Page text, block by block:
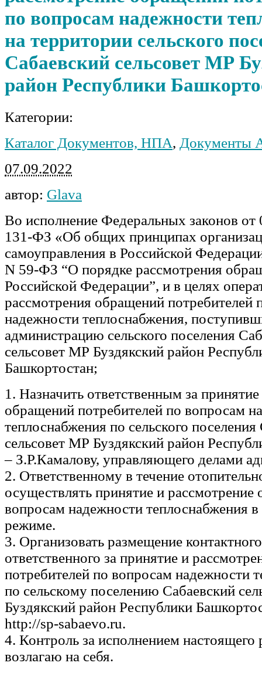
по вопросам надежности
на территории сельского
Сабаевский сельсовет МР
район Республики
Категории:
Каталог Документов, НПА, Документы
07.09.2022
автор: Glava
Во исполнение Федеральных законов
131-ФЗ «Об общих принципах
самоуправления в Российской
N 59-ФЗ “О порядке рассмотрения
Российской Федерации”, и в целях
рассмотрения обращений потребителей
надежности теплоснабжения,
администрацию сельского поселения
сельсовет МР Буздякский район
Башкортостан;
1. Назначить ответственным за
обращений потребителей по вопросам
теплоснабжения по сельского поселения
сельсовет МР Буздякский район
– З.Р.Камалову, управляющего делами
2. Ответственному в течение
осуществлять принятие и
вопросам надежности теплоснабжения
режиме.
3. Организовать размещение
ответственного за принятие и
потребителей по вопросам надежности
по сельскому поселению Сабаевский
Буздякский район Республики
http://sp-sabaevo.ru.
4. Контроль за исполнением настоящего
возлагаю на себя.